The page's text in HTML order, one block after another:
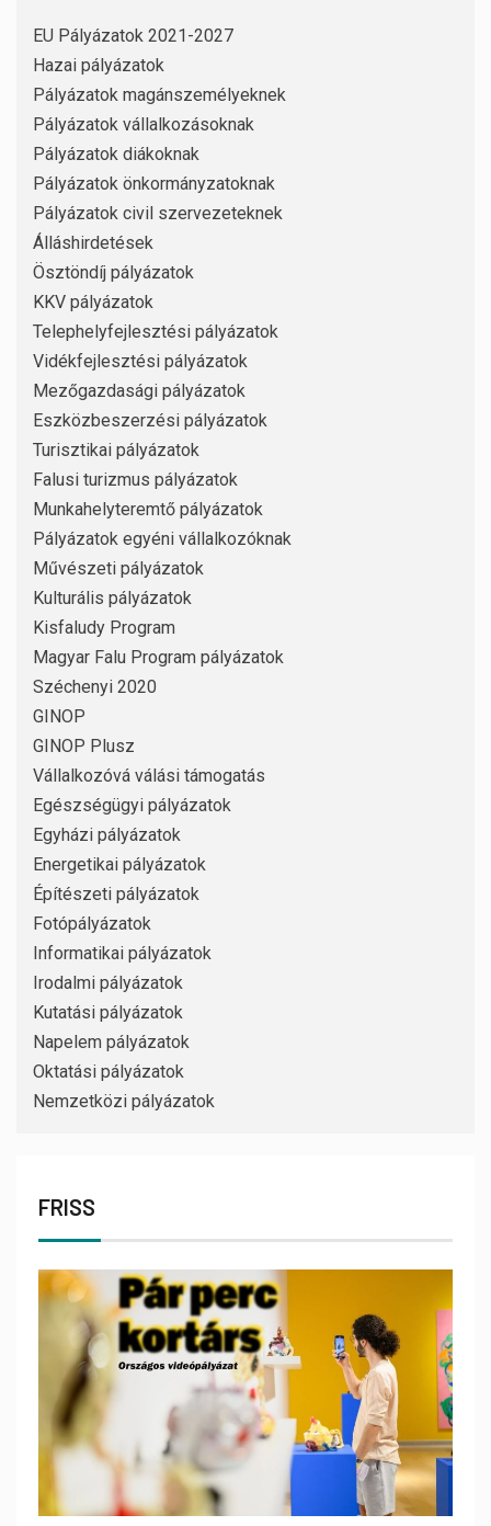
EU Pályázatok 2021-2027
Hazai pályázatok
Pályázatok magánszemélyeknek
Pályázatok vállalkozásoknak
Pályázatok diákoknak
Pályázatok önkormányzatoknak
Pályázatok civil szervezeteknek
Álláshirdetések
Ösztöndíj pályázatok
KKV pályázatok
Telephelyfejlesztési pályázatok
Vidékfejlesztési pályázatok
Mezőgazdasági pályázatok
Eszközbeszerzési pályázatok
Turisztikai pályázatok
Falusi turizmus pályázatok
Munkahelyteremtő pályázatok
Pályázatok egyéni vállalkozóknak
Művészeti pályázatok
Kulturális pályázatok
Kisfaludy Program
Magyar Falu Program pályázatok
Széchenyi 2020
GINOP
GINOP Plusz
Vállalkozóvá válási támogatás
Egészségügyi pályázatok
Egyházi pályázatok
Energetikai pályázatok
Építészeti pályázatok
Fotópályázatok
Informatikai pályázatok
Irodalmi pályázatok
Kutatási pályázatok
Napelem pályázatok
Oktatási pályázatok
Nemzetközi pályázatok
FRISS